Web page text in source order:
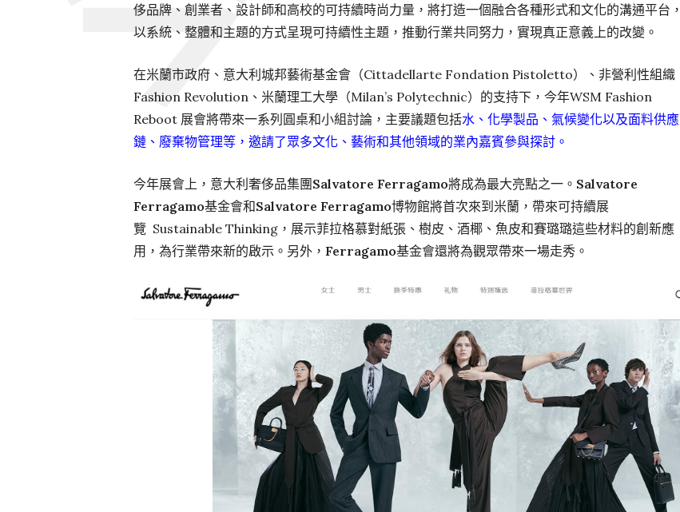
侈品牌、創業者、設計師和高校的可持續時尚力量，將打造一個融合各種形式和文化的溝通平台，
以系統、整體和主題的方式呈現可持續性主題，推動行業共同努力，實現真正意義上的改變。
在米蘭市政府、意大利城邦藝術基金會（Cittadellarte Fondation Pistoletto）、非營利性組織
Fashion Revolution、米蘭理工大學（Milan’s Polytechnic）的支持下，今年WSM Fashion
Reboot 展會將帶來一系列圓桌和小組討論，主要議題包括水、化學製品、氣候變化以及面料供應
鏈、廢棄物管理等，邀請了眾多文化、藝術和其他領域的業內嘉賓參與探討。
今年展會上，意大利奢侈品集團Salvatore Ferragamo將成為最大亮點之一。 Salvatore
Ferragamo基金會和Salvatore Ferragamo博物館將首次來到米蘭，帶來可持續展
覽 Sustainable Thinking，展示菲拉格慕對紙張、樹皮、酒椰、魚皮和賽璐璐這些材料的創新應
用，為行業帶來新的啟示。另外， Ferragamo基金會還將為觀眾帶來一場走秀。